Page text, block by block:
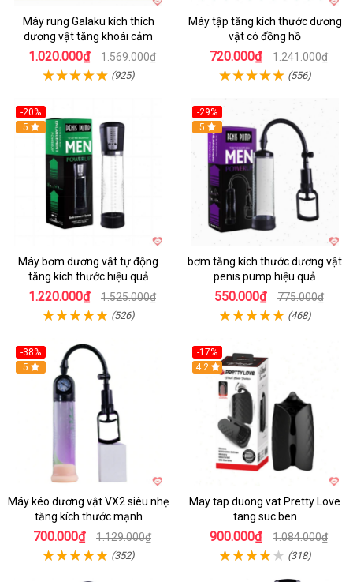
Máy rung Galaku kích thích
dương vật tăng khoái cảm
1.020.000₫ 1.569.000₫
(925)
Máy tập tăng kích thước dương
vật có đồng hồ
720.000₫ 1.241.000₫
(556)
-20%
5
Máy bơm dương vật tự động
tăng kích thước hiệu quả
1.220.000₫ 1.525.000₫
(526)
-29%
5
bơm tăng kích thước dương vật
penis pump hiệu quả
550.000₫ 775.000₫
(468)
-38%
Hot
5
Máy kéo dương vật VX2 siêu nhẹ
tăng kích thước mạnh
700.000₫ 1.129.000₫
(352)
-17%
4.2
May tap duong vat Pretty Love
tang suc ben
900.000₫ 1.084.000₫
(318)